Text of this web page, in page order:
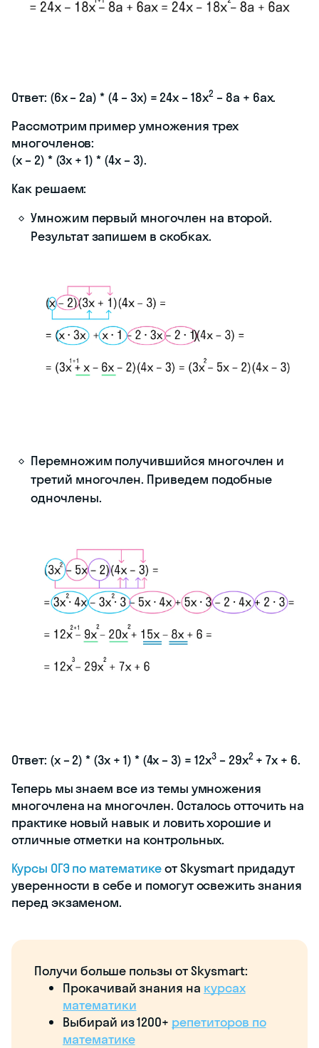
Ответ: (6x – 2a) * (4 – 3x) = 24x – 18x2 – 8a + 6ax.
Рассмотрим пример умножения трех
многочленов:
(x – 2) * (3x + 1) * (4x – 3).
Как решаем:
Умножим первый многочлен на второй.
Результат запишем в скобках.
Перемножим получившийся многочлен и
третий многочлен. Приведем подобные
одночлены.
Ответ: (x – 2) * (3x + 1) * (4x – 3) = 12x3– 29x2+ 7x + 6.
Теперь мы знаем все из темы умножения
многочлена на многочлен. Осталось отточить на
практике новый навык и ловить хорошие и
отличные отметки на контрольных.
Курсы ОГЭ по математикеот Skysmart придадут
уверенности в себе и помогут освежить знания
перед экзаменом.
Получи больше пользы от Skysmart:
Прокачивай знания на курсах
математики
Выбирай из 1200+ репетиторов по
математике